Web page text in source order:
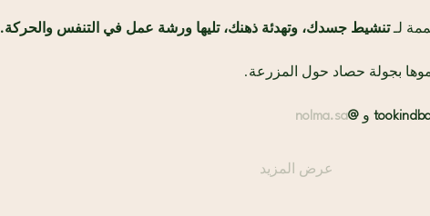
لـ تنشيط جسدك، وتهدئة ذهنك، تليها ورشة عمل في التنفس والحركة.
بجولة حصاد حول المزرعة.
و @
nolma.sa
عرض المزيد